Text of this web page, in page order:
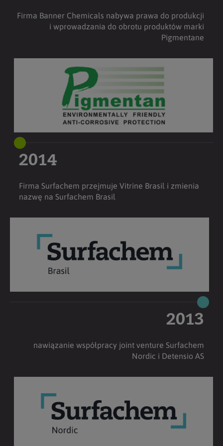
Firma Banner Chemicals nabywa prawa do produkcji
i wprowadzania do obrotu produktów marki
Pigmentane
2014
Firma Surfachem przejmuje Vitrine Brasil i zmienia
nazwę na Surfachem Brasil
2013
nawiązanie współpracy joint venture Surfachem
Nordic i Detensio AS